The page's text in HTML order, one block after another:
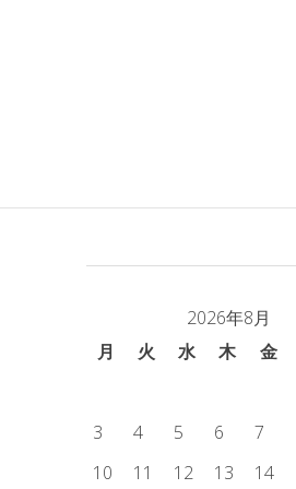
2026年8月
月
火 水 木 金
3
4 5 6 7
10
11 12 13 14